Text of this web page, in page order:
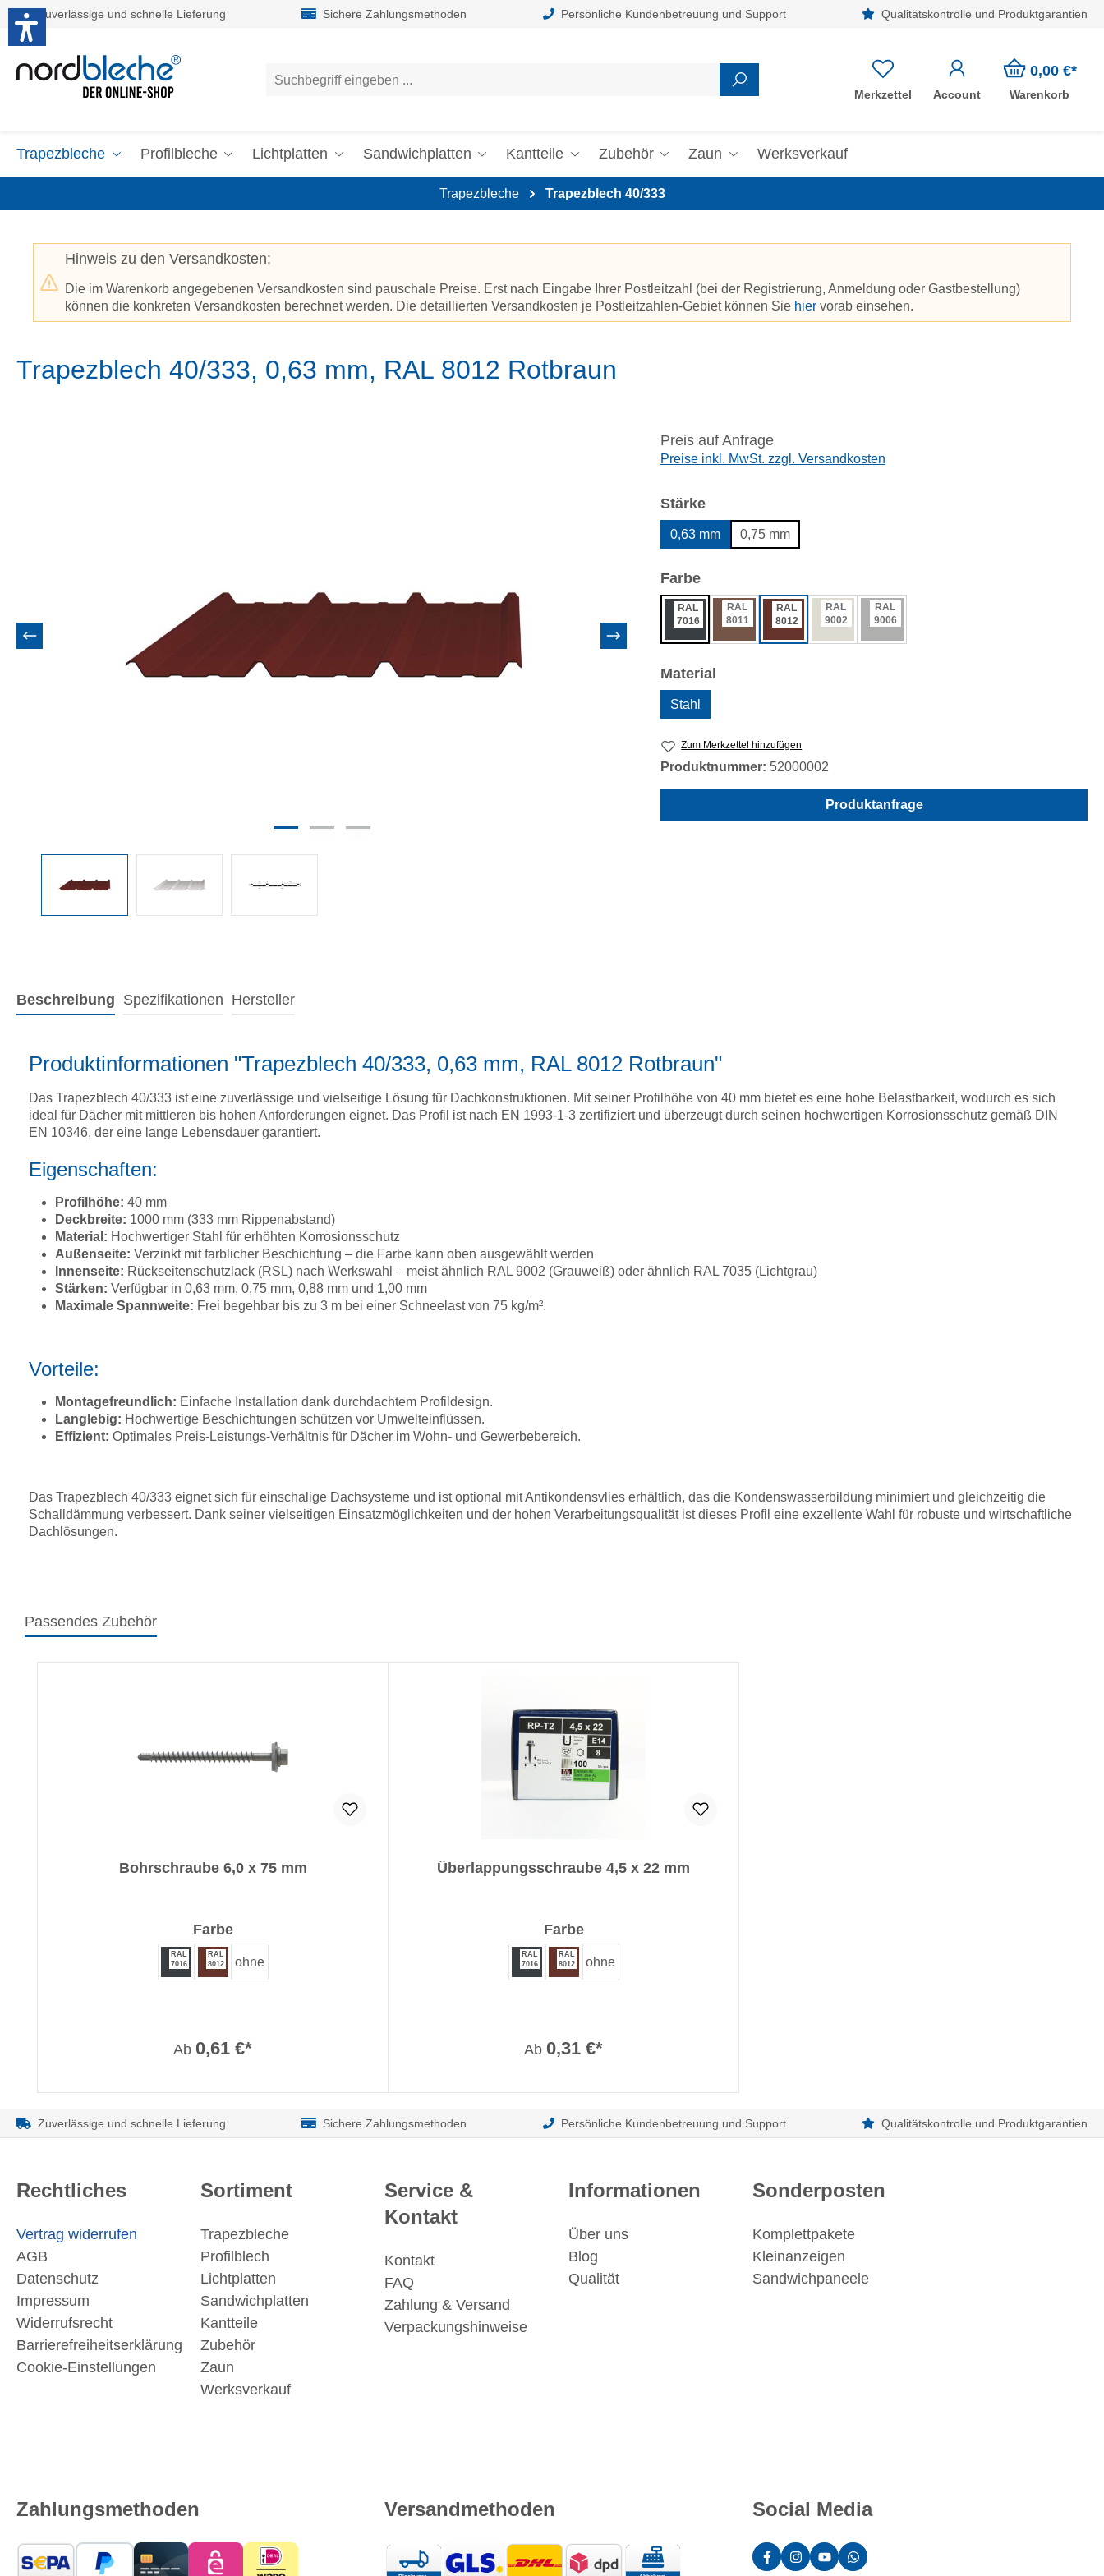
Hauptinhalt springen
Zur Suche springen
Zuverlässige und schnelle Lieferung Sichere Zahlungsmethoden Persönliche Kundenbetreuung und Support Qualitätskontrolle und Produktgarantien
Merkzettel Account
0,00 €*
Warenkorb
Trapezbleche Profilbleche Lichtplatten Sandwichplatten Kantteile Zubehör Zaun Werksverkauf
Trapezbleche Trapezblech 40/333
Hinweis zu den Versandkosten:
Die im Warenkorb angegebenen Versandkosten sind pauschale Preise. Erst nach Eingabe Ihrer Postleitzahl (bei der Registrierung, Anmeldung oder Gastbestellung)
können die konkreten Versandkosten berechnet werden. Die detaillierten Versandkosten je Postleitzahlen-Gebiet können Sie hier vorab einsehen.
Trapezblech 40/333, 0,63 mm, RAL 8012 Rotbraun
Preis auf Anfrage
Preise inkl. MwSt. zzgl. Versandkosten
Stärkeauswählen
0,63 mm 0,75 mm
Farbeauswählen
RAL
7016
RAL
8011
RAL
8012
RAL
9002
RAL
9006
Material
Stahl
Zum Merkzettel hinzufügen
Produktnummer: 52000002
Produktanfrage
Beschreibung Spezifikationen Hersteller
Produktinformationen "Trapezblech 40/333, 0,63 mm, RAL 8012 Rotbraun"
Das Trapezblech 40/333 ist eine zuverlässige und vielseitige Lösung für Dachkonstruktionen. Mit seiner Profilhöhe von 40 mm bietet es eine hohe Belastbarkeit, wodurch es sich
ideal für Dächer mit mittleren bis hohen Anforderungen eignet. Das Profil ist nach EN 1993-1-3 zertifiziert und überzeugt durch seinen hochwertigen Korrosionsschutz gemäß DIN
EN 10346, der eine lange Lebensdauer garantiert.
Eigenschaften:
Profilhöhe: 40 mm
Deckbreite: 1000 mm (333 mm Rippenabstand)
Material: Hochwertiger Stahl für erhöhten Korrosionsschutz
Außenseite: Verzinkt mit farblicher Beschichtung – die Farbe kann oben ausgewählt werden
Innenseite: Rückseitenschutzlack (RSL) nach Werkswahl – meist ähnlich RAL 9002 (Grauweiß) oder ähnlich RAL 7035 (Lichtgrau)
Stärken: Verfügbar in 0,63 mm, 0,75 mm, 0,88 mm und 1,00 mm
Maximale Spannweite: Frei begehbar bis zu 3 m bei einer Schneelast von 75 kg/m².
Vorteile:
Montagefreundlich: Einfache Installation dank durchdachtem Profildesign.
Langlebig: Hochwertige Beschichtungen schützen vor Umwelteinflüssen.
Effizient: Optimales Preis-Leistungs-Verhältnis für Dächer im Wohn- und Gewerbebereich.
Das Trapezblech 40/333 eignet sich für einschalige Dachsysteme und ist optional mit Antikondensvlies erhältlich, das die Kondenswasserbildung minimiert und gleichzeitig die
Schalldämmung verbessert. Dank seiner vielseitigen Einsatzmöglichkeiten und der hohen Verarbeitungsqualität ist dieses Profil eine exzellente Wahl für robuste und wirtschaftliche
Dachlösungen.
Passendes Zubehör
Bohrschraube 6,0 x 75 mm
Farbeauswählen
RAL
7016
RAL
8012
ohne
Ab 0,61 €*
Überlappungsschraube 4,5 x 22 mm
Farbeauswählen
RAL
7016
RAL
8012
ohne
Ab 0,31 €*
Zuverlässige und schnelle Lieferung Sichere Zahlungsmethoden Persönliche Kundenbetreuung und Support Qualitätskontrolle und Produktgarantien
Rechtliches
Vertrag widerrufen
AGB
Datenschutz
Impressum
Widerrufsrecht
Barrierefreiheitserklärung
Cookie-Einstellungen
Sortiment
Trapezbleche
Profilblech
Lichtplatten
Sandwichplatten
Kantteile
Zubehör
Zaun
Werksverkauf
Service &
Kontakt
Kontakt
FAQ
Zahlung & Versand
Verpackungshinweise
Informationen
Über uns
Blog
Qualität
Sonderposten
Komplettpakete
Kleinanzeigen
Sandwichpaneele
Zahlungsmethoden Versandmethoden Social Media